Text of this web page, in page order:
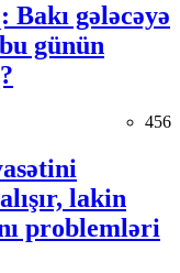
Bakı gələcəyə
günün
456
lakin
problemləri